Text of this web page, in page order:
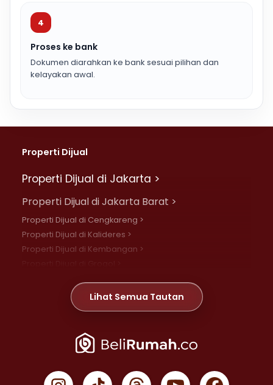
4
Proses ke bank
Dokumen diarahkan ke bank sesuai pilihan dan
kelayakan awal.
Properti Dijual
Properti Dijual di Jakarta >
Properti Dijual di Jakarta Barat >
Properti Dijual di Cengkareng >
Properti Dijual di Kalideres >
Properti Dijual di Kembangan >
Properti Dijual di Meruya >
Properti Dijual di Jelambar >
Properti Dijual di Jakarta Pusat >
Properti Dijual di Gambir >
Lihat Semua Tautan